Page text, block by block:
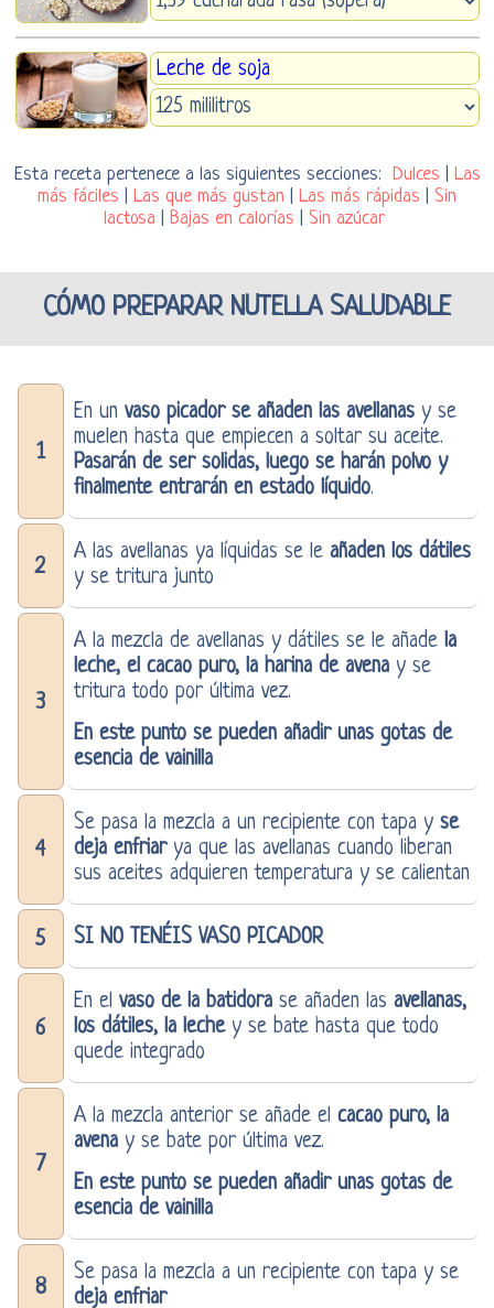
Leche de soja
Esta receta pertenece a las siguientes secciones: Dulces
Las
más fáciles
Las que más gustan Las más rápidas
Sin
lactosa
Bajas en calorías Sin azúcar
CÓMO PREPARAR NUTELLA SALUDABLE
1
En un vaso picador se añaden las avellanasy se
muelen hasta que empiecen a soltar su aceite.
Pasarán de ser solidas, luego se harán polvo y
finalmente entrarán en estado líquido.
2
A las avellanas ya líquidas se le añaden los dátiles
y se tritura junto
3
A la mezcla de avellanas y dátiles se le añade la
leche, el cacao puro, la harina de avenay se
tritura todo por última vez.
En este punto se pueden añadir unas gotas de
esencia de vainilla
4
Se pasa la mezcla a un recipiente con tapa y se
deja enfriarya que las avellanas cuando liberan
sus aceites adquieren temperatura y se calientan
5 SI NO TENÉIS VASO PICADOR
6
En el vaso de la batidorase añaden las avellanas,
los dátiles, la lechey se bate hasta que todo
quede integrado
7
A la mezcla anterior se añade el cacao puro, la
avenay se bate por última vez.
En este punto se pueden añadir unas gotas de
esencia de vainilla
8
Se pasa la mezcla a un recipiente con tapa y se
deja enfriar